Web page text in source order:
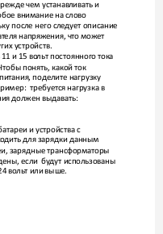
чем устанавливать и
внимание на слово
после него следует описание
еля напряжения, что может
устройств.
и 15 вольт постоянного тока
понять, какой ток
поделите нагрузку
требуется нагрузка в
должен выдавать:
и устройства с
дить для зарядки данным
зарядные трансформаторы
если  будут использованы
вольт или выше.